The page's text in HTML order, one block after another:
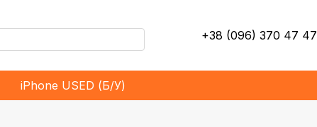
+38 (096) 370 47 47
iPhone USED (Б/У)